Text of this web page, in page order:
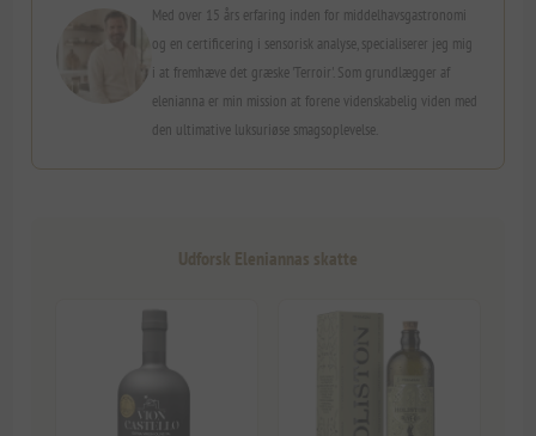
Med over 15 års erfaring inden for middelhavsgastronomi
og en certificering i sensorisk analyse, specialiserer jeg mig
i at fremhæve det græske 'Terroir'. Som grundlægger af
elenianna er min mission at forene videnskabelig viden med
den ultimative luksuriøse smagsoplevelse.
Udforsk Eleniannas skatte